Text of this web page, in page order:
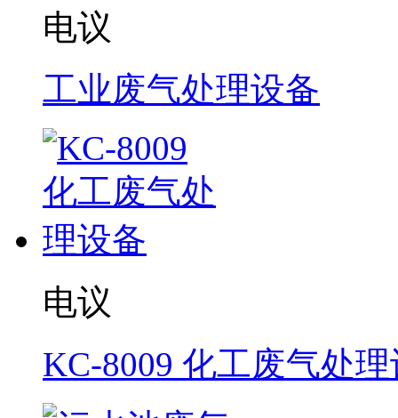
电议
工业废气处理设备
电议
KC-8009 化工废气处